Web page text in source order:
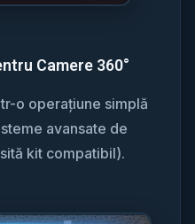
Camere 360°
o operațiune simplă
avansate de
kit compatibil).